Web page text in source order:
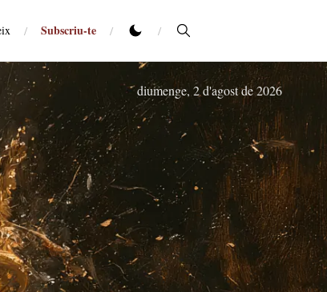
/ Subscriu-te / /
diumenge, 2 d'agost de 2026